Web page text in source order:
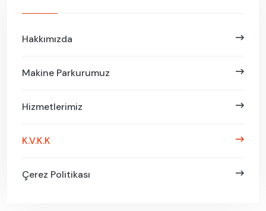
Hakkımızda
Makine Parkurumuz
Hizmetlerimiz
K.V.K.K
Çerez Politikası